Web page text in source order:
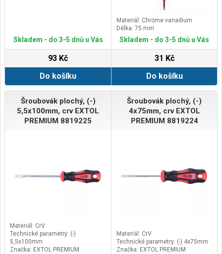
Skladem - do 3-5 dnů u Vás
93 Kč
Do košíku
Materiál: Chrome vanadium
Délka: 75 mm
Skladem - do 3-5 dnů u Vás
31 Kč
Do košíku
Šroubovák plochý, (-)
5,5x100mm, crv EXTOL
PREMIUM 8819225
Materiál: CrV
Technické parametry: (-)
5,5x100mm
Značka: EXTOL PREMIUM
Šroubovák plochý, (-)
4x75mm, crv EXTOL
PREMIUM 8819224
Materiál: CrV
Technické parametry: (-) 4x75mm
Značka: EXTOL PREMIUM